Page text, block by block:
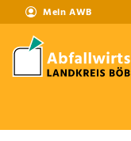
Mein AWB